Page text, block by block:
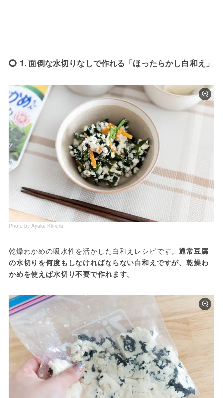
1. 面倒な水切りなしで作れる「ほったらかし白和え」
Photo by Ayaka Kimura
乾燥わかめの吸水性を活かした白和えレシピです。通常豆腐
の水切りを何度もしなければならない白和えですが、乾燥わ
かめを使えば水切り不要で作れます。